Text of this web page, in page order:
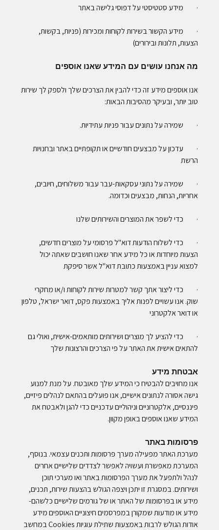
· מידע סטטיסטי על דפוסי גלישה באתר
· מידע הקשור בשירות לקוחות ומכירות (פניות, בקשות,
הצעות, תלונות ובירורים)
מה אנחנו עושים עם המידע שאנו אוספים
אנו אוספים מידע זה כדי להבין את הצרכים שלך ולספק לך שירות
טוב יותר, ובעיקר מהסיבות הבאות:
· שמירה על נתונים עבור פניות עתידיות.
· עדכון על מבצעים חודשיים או תקופתיים באתר ובחנויות
הרשת
· שמירה על נתוני עסקאות-עבר עבור משלוחים, חיובים,
אחריות, הנחות, מבצעים וכדומה.
· כדי לשפר את המוצרים והשירותים שלנו
· כדי לשלוח הודעות דוא"ל פרסומי על מוצרים חדשים,
הצעות מיוחדות או כל מידע אחר שאנו חושבים שאתה יכול
למצוא עניין באמצעות כתובת דוא"ל אשר סיפקת
· כדי ליצור אתך קשר למטרות שירות לקוחות ו/או מחקרי
שוק. אנו עשויים לפנות אליך באמצעות פקס, דואר ישראל, טלפון
או דואר אלקטרוני
· כדי להציע לך מוצרים ושירותים מותאמים-אישית, ואולי גם
להתאים אישית את האתר על פי הצרכים והרצונות שלך
אבטחת מידע
אנו מחויבים להבטיח כי המידע שלך מאובטח. על מנת למנוע
גישה אסורה לנתונים אישיים, אנו פועלים בהתאם לנהלים פיזיים,
פיננסיים, אלקטרוניים וניהוליים עדכניים כדי להגן ולאבטח את
המידע שאנו אוספים באופן מקוון.
פרסומות באתר
מערכת האתר מפעילה מערך פרסומות ותכנים עצמאי. בנוסף,
המערכת מאפשרת ועשויה לאפשר לצדדים שלישיים אחרים
לנהל ולתפעל את מערך הפרסומות באתר ואו מערכי תוכן
ושירותים. במסגרת זו יתכן ויצפה הגולש בהצעות שירות, תכנים,
מידע או בפרסומות של האתר או של גורמים שלישיים כלשהם-
מידע או מודעות שמקורן במפרסמים חיצוניים האוספים מידע
אודות הגולש לרבות באמצעות שתילת עוגיות Cookies במחשב